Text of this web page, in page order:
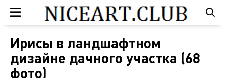
Ирисы в ландшафтном
дизайне дачного участка (68
фото)